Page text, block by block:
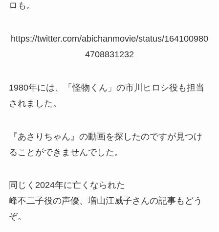
ロも。
https://twitter.com/abichanmovie/status/164100980
4708831232
1980年には、「怪物くん」の市川ヒロシ役も担当
されました。
『あさりちゃん』の動画を探したのですが見つけ
ることができませんでした。
同じく2024年に亡くなられた
峰不二子役の声優、増山江威子さんの記事もどう
ぞ。